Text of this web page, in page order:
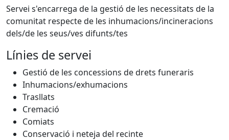
Servei s'encarrega de la gestió de les necessitats de la
comunitat respecte de les inhumacions/incineracions
dels/de les seus/ves difunts/tes
Línies de servei
Gestió de les concessions de drets funeraris
Inhumacions/exhumacions
Trasllats
Cremació
Comiats
Conservació i neteja del recinte